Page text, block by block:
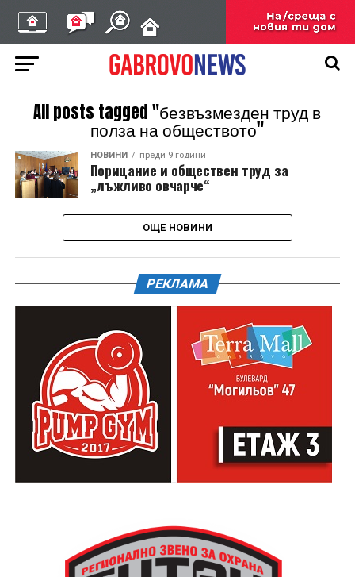
All posts tagged "безвъзмезден труд в
полза на обществото"
НОВИНИ преди 9 години
Порицание и обществен труд за
„лъжливо овчарче“
ОЩЕ НОВИНИ
РЕКЛАМА